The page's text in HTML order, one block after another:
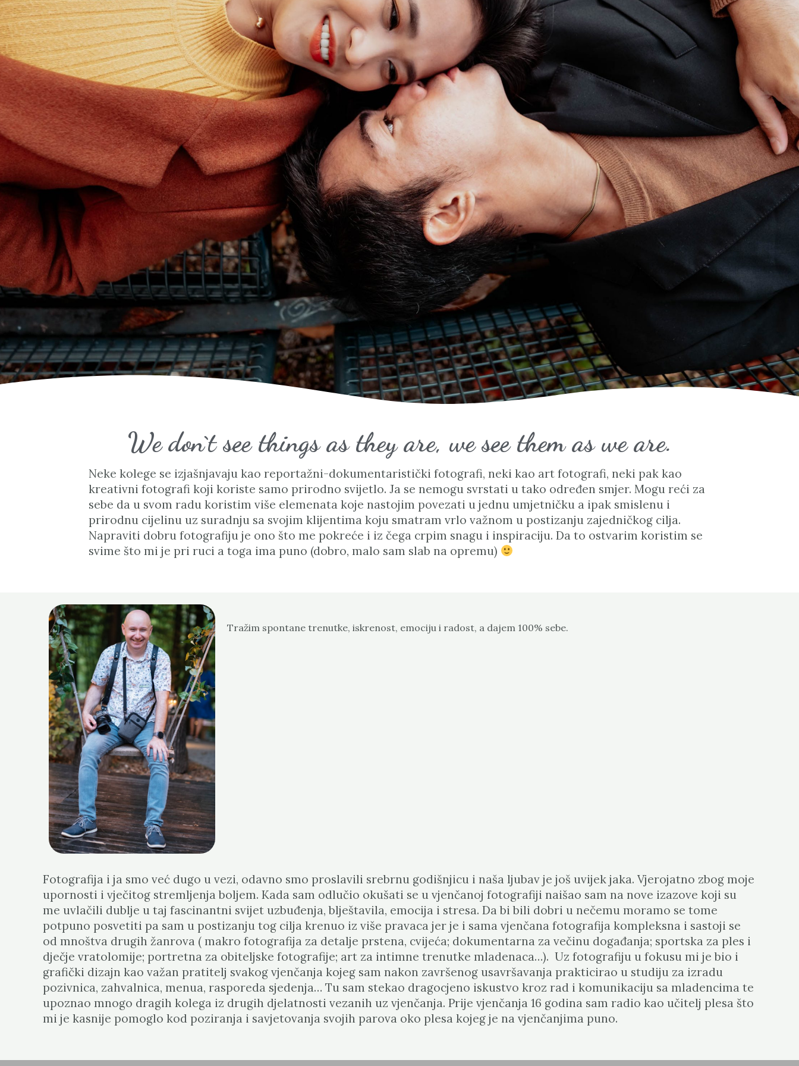
We don`t see things as they are, we see them as we are.
Neke kolege se izjašnjavaju kao reportažni-dokumentaristički fotografi, neki kao art fotografi, neki pak kao
kreativni fotografi koji koriste samo prirodno svijetlo. Ja se nemogu svrstati u tako određen smjer. Mogu reći za
sebe da u svom radu koristim više elemenata koje nastojim povezati u jednu umjetničku a ipak smislenu i
prirodnu cijelinu uz suradnju sa svojim klijentima koju smatram vrlo važnom u postizanju zajedničkog cilja.
Napraviti dobru fotografiju je ono što me pokreće i iz čega crpim snagu i inspiraciju. Da to ostvarim koristim se
svime što mi je pri ruci a toga ima puno (dobro, malo sam slab na opremu)
Tražim spontane trenutke, iskrenost, emociju i radost, a dajem 100% sebe.
Fotografija i ja smo već dugo u vezi, odavno smo proslavili srebrnu godišnjicu i naša ljubav je još uvijek jaka. Vjerojatno zbog moje
upornosti i vječitog stremljenja boljem. Kada sam odlučio okušati se u vjenčanoj fotografiji naišao sam na nove izazove koji su
me uvlačili dublje u taj fascinantni svijet uzbuđenja, blještavila, emocija i stresa. Da bi bili dobri u nečemu moramo se tome
potpuno posvetiti pa sam u postizanju tog cilja krenuo iz više pravaca jer je i sama vjenčana fotografija kompleksna i sastoji se
od mnoštva drugih žanrova ( makro fotografija za detalje prstena, cvijeća; dokumentarna za večinu događanja; sportska za ples i
dječje vratolomije; portretna za obiteljske fotografije; art za intimne trenutke mladenaca…). Uz fotografiju u fokusu mi je bio i
grafički dizajn kao važan pratitelj svakog vjenčanja kojeg sam nakon završenog usavršavanja prakticirao u studiju za izradu
pozivnica, zahvalnica, menua, rasporeda sjedenja… Tu sam stekao dragocjeno iskustvo kroz rad i komunikaciju sa mladencima te
upoznao mnogo dragih kolega iz drugih djelatnosti vezanih uz vjenčanja. Prije vjenčanja 16 godina sam radio kao učitelj plesa što
mi je kasnije pomoglo kod poziranja i savjetovanja svojih parova oko plesa kojeg je na vjenčanjima puno.